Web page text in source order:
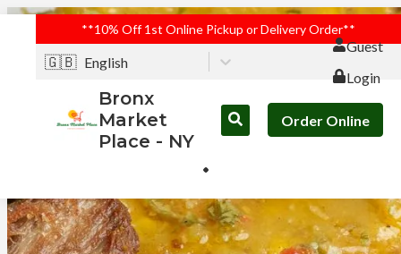
**10% Off 1st Online Pickup or Delivery Order**
🇬🇧 English
Guest
Login
Bronx
Market
Place - NY
Order Online